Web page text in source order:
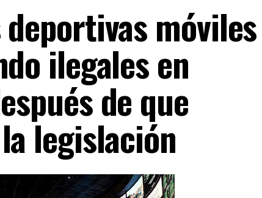
deportivas móviles
ilegales en
de que
legislación